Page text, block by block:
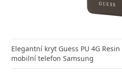
Elegantní kryt Guess PU 4G
mobilní telefon Samsung